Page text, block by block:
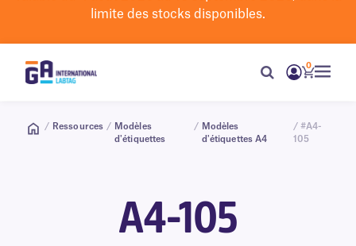
limite des stocks disponibles.
0
/ Ressources / Modèles
d'étiquettes
/ Modèles
d'étiquettes A4
/ #A4-
105
A4-105